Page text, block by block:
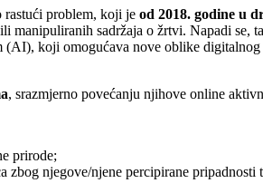
rastući problem, koji je od 2018. godine u
manipuliranih sadržaja o žrtvi. Napadi
koji omogućava nove oblike
, srazmjerno povećanju njihove online
prirode;
zbog njegove/njene percipirane pripadnosti